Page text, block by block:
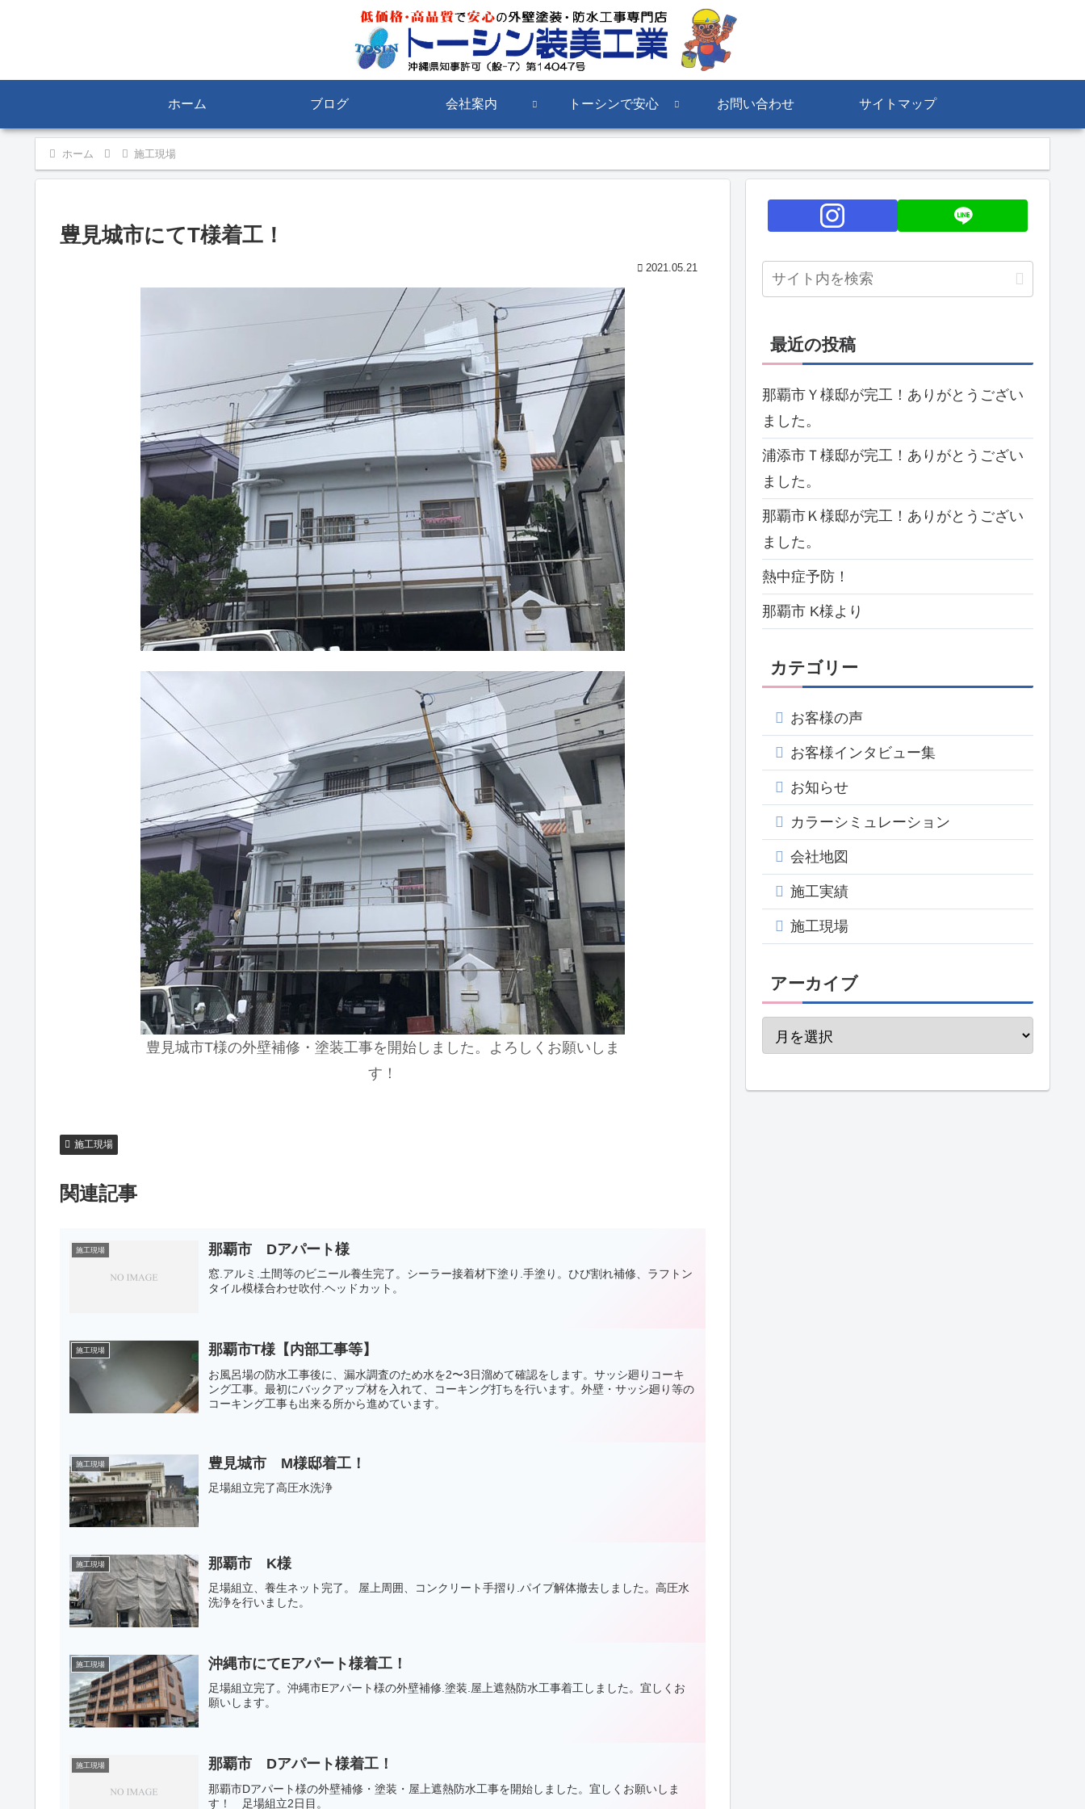
ホーム ブログ 会社案内 トーシンで安心 お問い合わせ サイトマップ
ホーム 施工現場
豊見城市にてT様着工！
2021.05.21
豊見城市T様の外壁補修・塗装工事を開始しました。よろしくお願いしま
す！
施工現場
関連記事
施工現場 那覇市 Dアパート様
窓.アルミ.土間等のビニール養生完了。シーラー接着材下塗り.手塗り。ひび割れ補修、ラフトン
タイル模様合わせ吹付.ヘッドカット。
施工現場 那覇市T様【内部工事等】
お風呂場の防水工事後に、漏水調査のため水を2〜3日溜めて確認をします。サッシ廻りコーキ
ング工事。最初にバックアップ材を入れて、コーキング打ちを行います。外壁・サッシ廻り等の
コーキング工事も出来る所から進めています。
施工現場 豊見城市 M様邸着工！
足場組立完了高圧水洗浄
施工現場 那覇市 K様
足場組立、養生ネット完了。 屋上周囲、コンクリート手摺り.パイプ解体撤去しました。高圧水
洗浄を行いました。
施工現場 沖縄市にてEアパート様着工！
足場組立完了。沖縄市Eアパート様の外壁補修.塗装.屋上遮熱防水工事着工しました。宜しくお
願いします。
施工現場 那覇市 Dアパート様着工！
那覇市Dアパート様の外壁補修・塗装・屋上遮熱防水工事を開始しました。宜しくお願いしま
す！ 足場組立2日目。
最近の投稿
那覇市Ｙ様邸が完工！ありがとうござい
ました。
浦添市Ｔ様邸が完工！ありがとうござい
ました。
那覇市Ｋ様邸が完工！ありがとうござい
ました。
熱中症予防！
那覇市 K様より
カテゴリー
お客様の声
お客様インタビュー集
お知らせ
カラーシミュレーション
会社地図
施工実績
施工現場
アーカイブ